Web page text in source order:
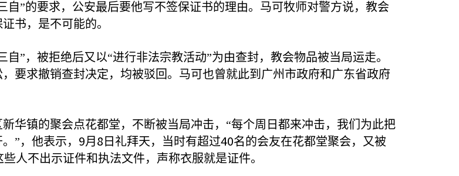
”的要求，公安最后要他写不签保证书的理由。马可牧师对警方说，教会
书，是不可能的。
”，被拒绝后又以“进行非法宗教活动”为由查封，教会物品被当局运走。
要求撤销查封决定，均被驳回。马可也曾就此到广州市政府和广东省政府
华镇的聚会点花都堂，不断被当局冲击，“每个周日都来冲击，我们为此把
”，他表示， 9月 8 日礼拜天，当时有超过40名的会友在花都堂聚会，又被
人不出示证件和执法文件，声称衣服就是证件。